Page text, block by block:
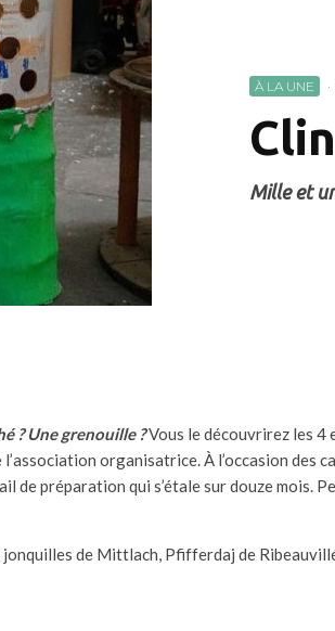
À LA UNE ·
Mille et
? Une grenouille ?Vous le découvrirez les 4
organisatrice. À l’occasion
de préparation qui s’étale sur douze
de Mittlach, Pfifferdaj de